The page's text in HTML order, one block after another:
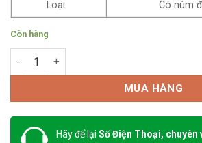
Loại
Có núm
Còn hàng
Mũ bảo hộ Thiên Bằng màu trắng số
MUA HÀNG
Hãy để lại Số Điện Thoại, chuyên